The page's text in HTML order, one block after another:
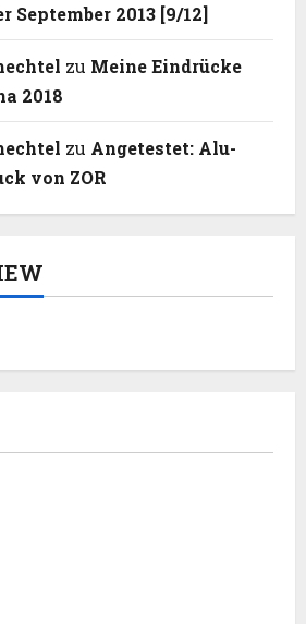
September 2013 [9/12]
zu Meine Eindrücke
2018
zu Angetestet: Alu-
von ZOR